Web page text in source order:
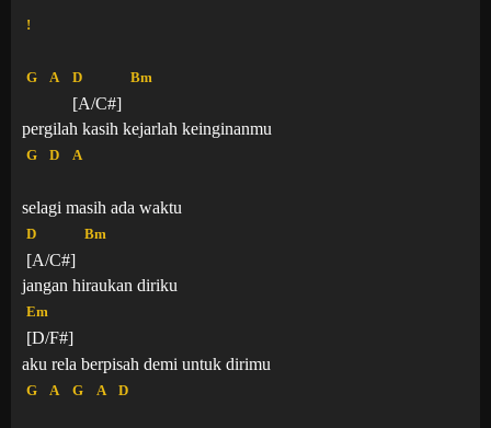
!
G A D
[A/C#]
Bm
pergilah kasih kejarlah keinginanmu
G D A
selagi masih ada waktu
D
[A/C#]
Bm
jangan hiraukan diriku
Em
[D/F#]
aku rela berpisah demi untuk dirimu
G A G A D